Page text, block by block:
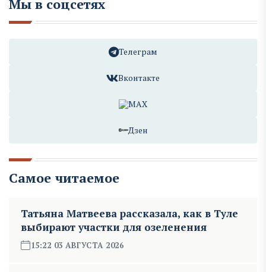
Мы в соцсетях
Телеграм
Вконтакте
MAX
Дзен
Самое читаемое
Татьяна Матвеева рассказала, как в Туле
выбирают участки для озеленения
15:22 03 АВГУСТА 2026